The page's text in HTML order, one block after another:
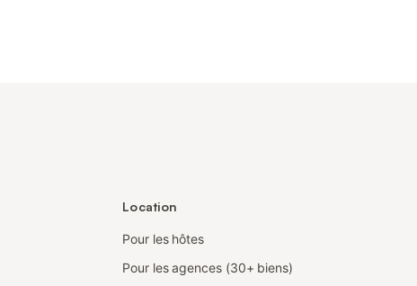
Location
Pour les hôtes
Pour les agences (30+ biens)